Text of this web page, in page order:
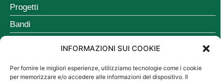
INFORMAZIONI SUI COOKIE
Per fornire le migliori esperienze, utilizziamo tecnologie come i cookie
per memorizzare e/o accedere alle informazioni del dispositivo. Il
Progetti
Bandi
NUMERO VERDE